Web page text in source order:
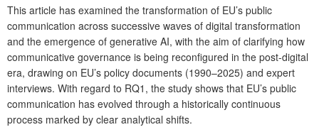
This article has examined the transformation of EU’s public
communication across successive waves of digital transformation
and the emergence of generative AI, with the aim of clarifying how
communicative governance is being reconfigured in the post-digital
era, drawing on EU’s policy documents (1990–2025) and expert
interviews. With regard to RQ1, the study shows that EU’s public
communication has evolved through a historically continuous
process marked by clear analytical shifts.